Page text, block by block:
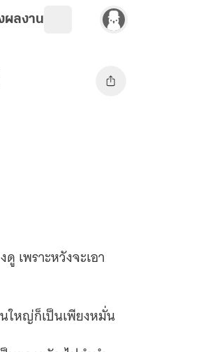
ผลงาน
เพราะหวังจะเอา
ใหญ่ก็เป็นเพียงหมั่น